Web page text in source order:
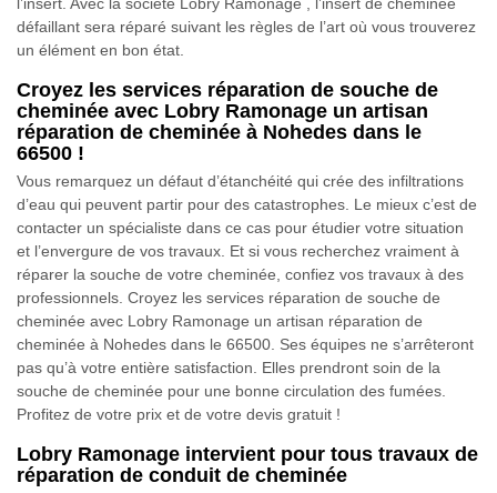
l’insert. Avec la société Lobry Ramonage , l’insert de cheminée
défaillant sera réparé suivant les règles de l’art où vous trouverez
un élément en bon état.
Croyez les services réparation de souche de
cheminée avec Lobry Ramonage un artisan
réparation de cheminée à Nohedes dans le
66500 !
Vous remarquez un défaut d’étanchéité qui crée des infiltrations
d’eau qui peuvent partir pour des catastrophes. Le mieux c’est de
contacter un spécialiste dans ce cas pour étudier votre situation
et l’envergure de vos travaux. Et si vous recherchez vraiment à
réparer la souche de votre cheminée, confiez vos travaux à des
professionnels. Croyez les services réparation de souche de
cheminée avec Lobry Ramonage un artisan réparation de
cheminée à Nohedes dans le 66500. Ses équipes ne s’arrêteront
pas qu’à votre entière satisfaction. Elles prendront soin de la
souche de cheminée pour une bonne circulation des fumées.
Profitez de votre prix et de votre devis gratuit !
Lobry Ramonage intervient pour tous travaux de
réparation de conduit de cheminée